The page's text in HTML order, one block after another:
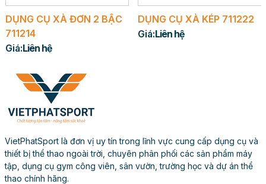
Thiết Kế Tối Ưu và Kích Thước Phù Hợp
Với kích thước 100 x 54 x 117cm và diện tích lắp đặt
1.1m x 1.7m, Dụng Cụ Đạp Xe 711521 phù hợp với nhiều
không gian khác nhau, từ công viên, khu dân cư đến
kiệm diện tích mà vẫn đảm bảo hiệu quả tập luyện. Tải
trọng tối đa cho phép lên đến 120kg, phù hợp với nhiều
đối tượng sử dụng.
DỤNG CỤ XÀ ĐƠN 2 BẬC
711214
Giá:Liên hệ
DỤNG CỤ XÀ KÉP 711222
Giá:Liên hệ
VietPhatSport là đơn vị uy tín trong lĩnh vực cung cấp dụng cụ và
thiết bị thể thao ngoài trời, chuyên phân phối các sản phẩm máy
tập, dụng cụ gym công viên, sân vườn, trường học và dự án thể
thao chính hãng.